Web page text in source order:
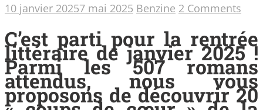
10 janvier 20257 mai 2025 Benzine 2 Comments
C’est parti pour la rentrée
littéraire de janvier 2025 !
Parmi les 507 romans
attendus, nous vous
proposons de découvrir 20